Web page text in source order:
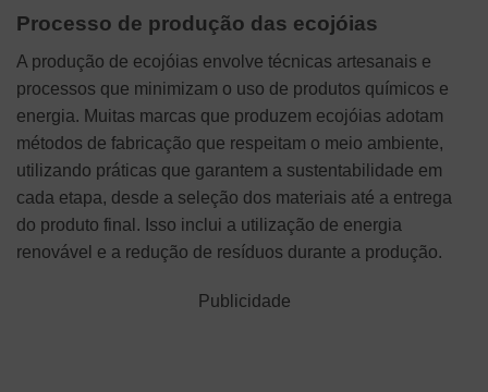
Processo de produção das ecojóias
A produção de ecojóias envolve técnicas artesanais e
processos que minimizam o uso de produtos químicos e
energia. Muitas marcas que produzem ecojóias adotam
métodos de fabricação que respeitam o meio ambiente,
utilizando práticas que garantem a sustentabilidade em
cada etapa, desde a seleção dos materiais até a entrega
do produto final. Isso inclui a utilização de energia
renovável e a redução de resíduos durante a produção.
Publicidade